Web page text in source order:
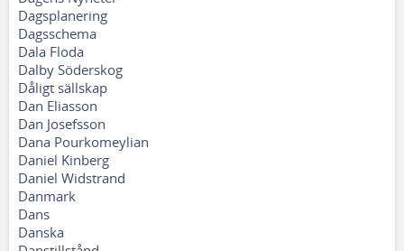
Dagsplanering
Dagsschema
Dala Floda
Dalby Söderskog
Dåligt sällskap
Dan Eliasson
Dan Josefsson
Dana Pourkomeylian
Daniel Kinberg
Daniel Widstrand
Danmark
Dans
Danska